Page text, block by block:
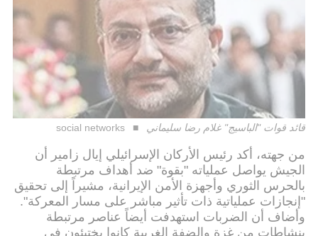
قائد قوات "الباسيج" غلام رضا سليماني social networks
من جهته، أكد رئيس الأركان الإسرائيلي إيال زامير أن
الجيش يواصل عملياته "بقوة" ضد أهداف مرتبطة
بالحرس الثوري وأجهزة الأمن الإيرانية، مشيراً إلى تحقيق
"إنجازات عملياتية ذات تأثير مباشر على مسار المعركة".
وأضاف أن الضربات استهدفت أيضاً عناصر مرتبطة
بنشاطات من غزة والضفة الغربية كانوا يختبئون في